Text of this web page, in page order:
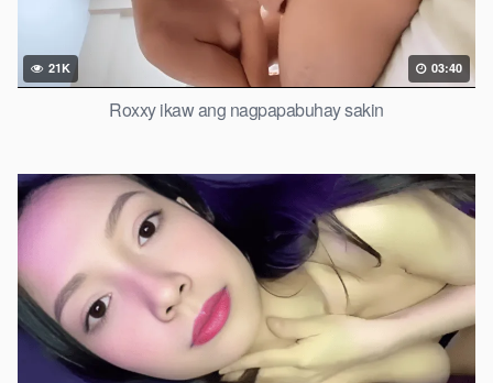
21K 03:40
Roxxy ikaw ang nagpapabuhay sakin